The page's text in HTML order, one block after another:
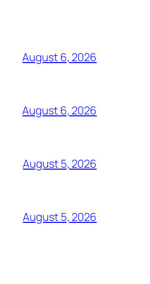
August 6, 2026
August 6, 2026
August 5, 2026
August 5, 2026